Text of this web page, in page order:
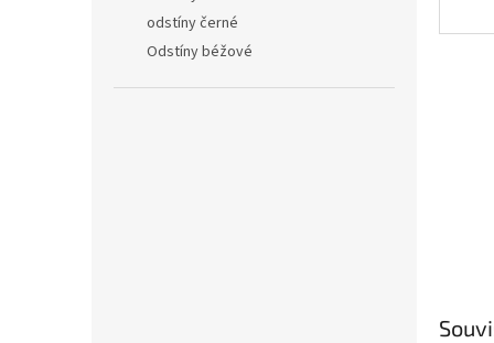
odstíny černé
Odstíny béžové